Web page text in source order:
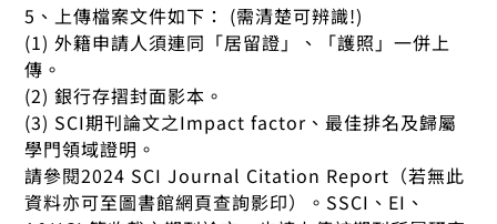
5、上傳檔案文件如下： (需清楚可辨識!)
(1) 外籍申請人須連同「居留證」、「護照」一併上
傳。
(2) 銀行存摺封面影本。
(3) SCI期刊論文之Impact factor、最佳排名及歸屬
學門領域證明。
請參閱2024 SCI Journal Citation Report（若無此
資料亦可至圖書館網頁查詢影印）。SSCI、EI、